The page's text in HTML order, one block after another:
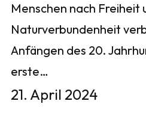
Menschen nach Freiheit
Naturverbundenheit
Anfängen des 20.
erste…
21. April 2024